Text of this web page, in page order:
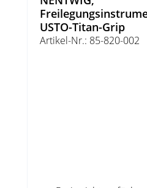
USTO-Titan-Grip
Artikel-Nr.: 85-820-002